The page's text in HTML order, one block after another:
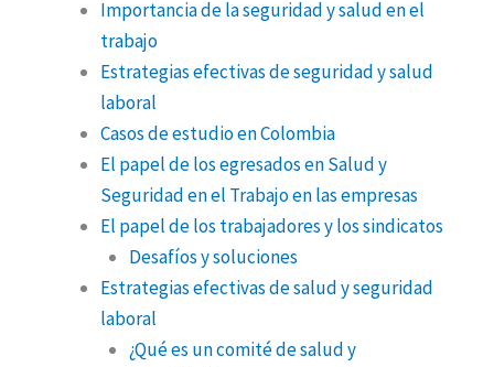
Importancia de la seguridad y salud en el
trabajo
Estrategias efectivas de seguridad y salud
laboral
Casos de estudio en Colombia
El papel de los egresados en Salud y
Seguridad en el Trabajo en las empresas
El papel de los trabajadores y los sindicatos
Desafíos y soluciones
Estrategias efectivas de salud y seguridad
laboral
¿Qué es un comité de salud y